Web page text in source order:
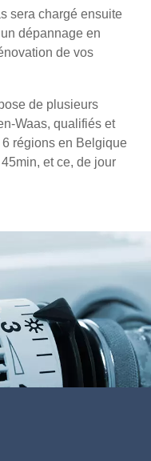
sera chargé ensuite
dépannage en
de vos
de plusieurs
Waas, qualifiés et
régions en Belgique
et ce, de jour